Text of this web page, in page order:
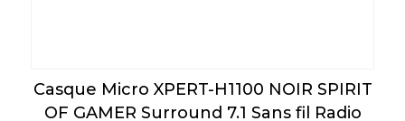
Casque Micro XPERT-H1100 NOIR SPIRIT
OF GAMER Surround 7.1 Sans fil Radio